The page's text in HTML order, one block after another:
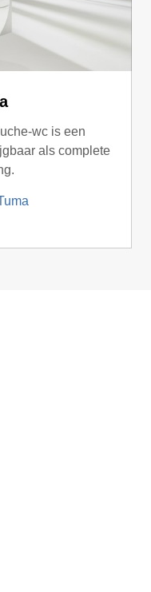
wc is een
als complete